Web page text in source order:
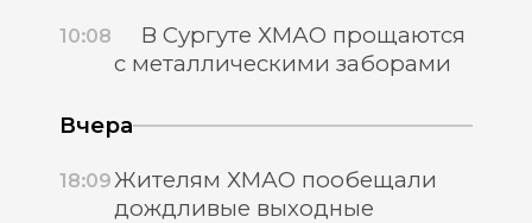
10:08
В Сургуте ХМАО прощаются
с металлическими заборами
Вчера
18:09Жителям ХМАО пообещали
дождливые выходные